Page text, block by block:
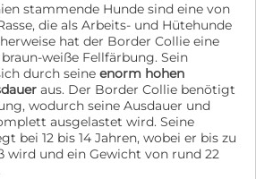
Vielleicht darf einer dieser
schon bald bei dir ein liebevolles
stammende Hunde sind eine von
die als Arbeits- und Hütehunde
hat der Border Collie eine
weiße Fellfärbung. Sein
durch seine enorm hohen
aus. Der Border Collie benötigt
wodurch seine Ausdauer und
ausgelastet wird. Seine
bei 12 bis 14 Jahren, wobei er bis zu
wird und ein Gewicht von rund 22